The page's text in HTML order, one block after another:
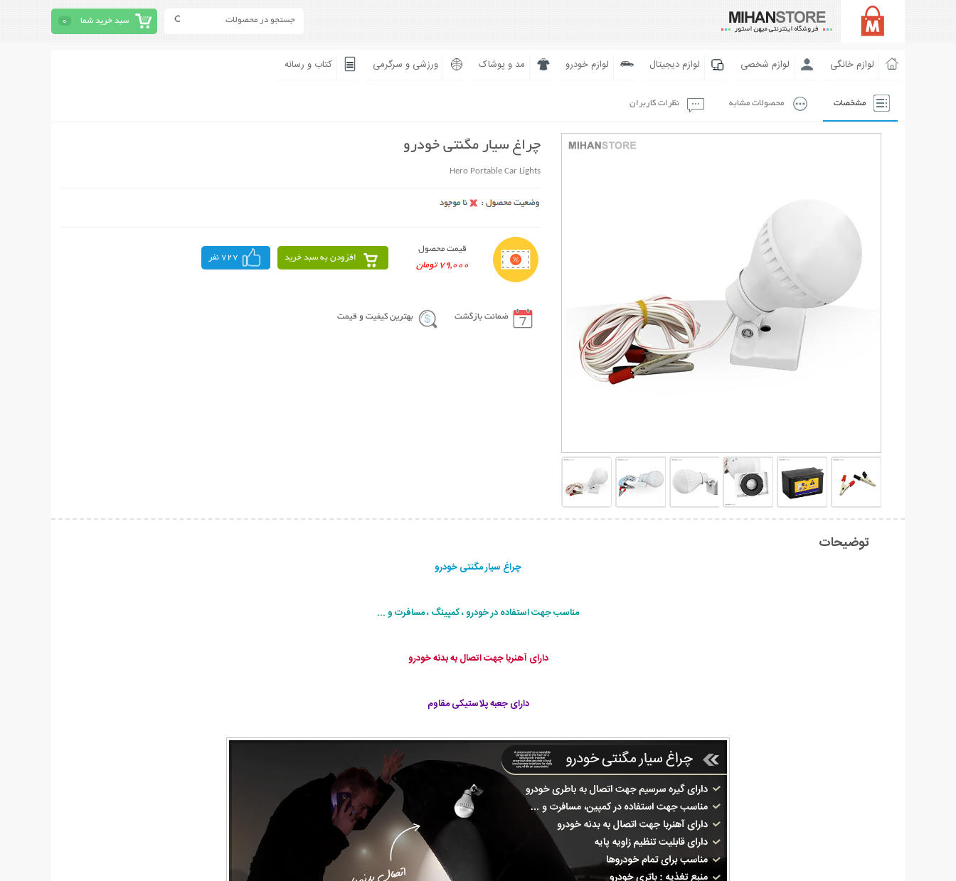
سبد خرید شما 0
لوازم خانگی لوازم شخصی لوازم دیجیتال لوازم خودرو مد و پوشاک ورزشی و سرگرمی کتاب و رسانه
مشخصات محصولات مشابه نظرات کاربران
چراغ سیار مگنتی خودرو
Hero Portable Car Lights
قیمت محصول
79,000 تومان
افزودن به سبد خرید 727 نفر
ضمانت بازگشت بهترین کیفیت و قیمت
توضیحات
چراغ سیار مگنتی خودرو
مناسب جهت استفاده در خودرو ، کمپینگ ، مسافرت و ...
دارای آهنربا جهت اتصال به بدنه خودرو
دارای جعبه پلاستیکی مقاوم